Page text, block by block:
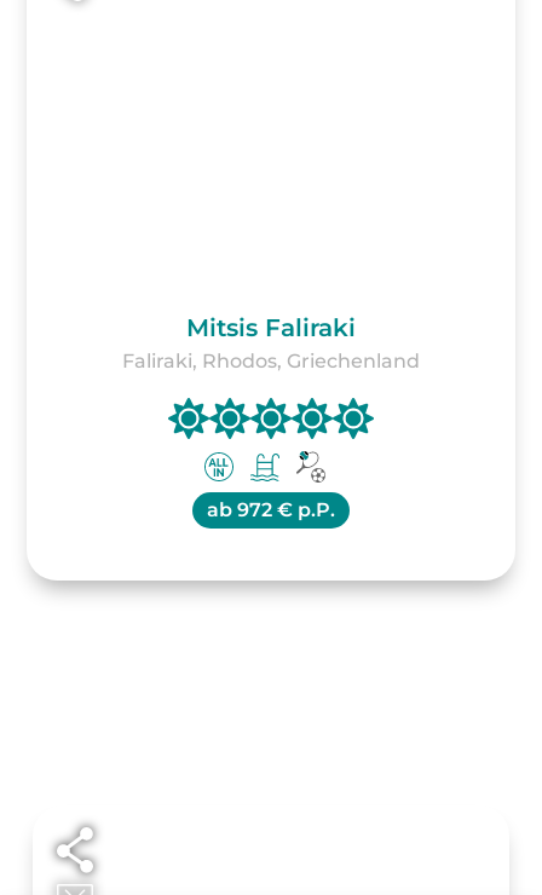
Mitsis Faliraki
Faliraki, Rhodos, Griechenland
ab 972 € p.P.